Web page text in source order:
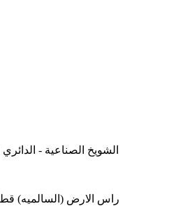
الشويخ الصناعية - الدائري
راس الارض (السالميه) قطعه ١ الشارع الاول